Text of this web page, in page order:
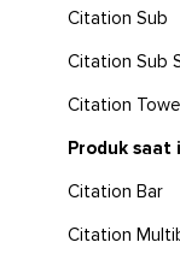
Citation Sub
Citation Sub
Citation
Produk saat
Citation Bar
Citation